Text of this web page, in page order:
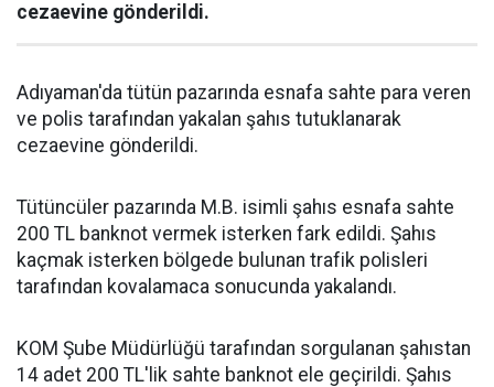
cezaevine gönderildi.
Adıyaman'da tütün pazarında esnafa sahte para veren
ve polis tarafından yakalan şahıs tutuklanarak
cezaevine gönderildi.
Tütüncüler pazarında M.B. isimli şahıs esnafa sahte
200 TL banknot vermek isterken fark edildi. Şahıs
kaçmak isterken bölgede bulunan trafik polisleri
tarafından kovalamaca sonucunda yakalandı.
KOM Şube Müdürlüğü tarafından sorgulanan şahıstan
14 adet 200 TL'lik sahte banknot ele geçirildi. Şahıs